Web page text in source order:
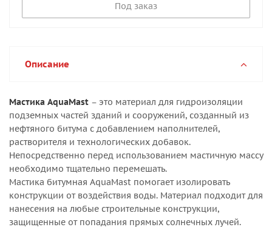
Под заказ
Описание
Мастика AquaMast – это материал для гидроизоляции
подземных частей зданий и сооружений, созданный из
нефтяного битума с добавлением наполнителей,
растворителя и технологических добавок.
Непосредственно перед использованием мастичную массу
необходимо тщательно перемешать.
Мастика битумная AquaMast помогает изолировать
конструкции от воздействия воды. Материал подходит для
нанесения на любые строительные конструкции,
защищенные от попадания прямых солнечных лучей.